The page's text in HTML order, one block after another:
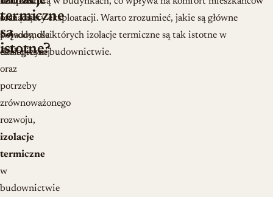
rosnącej
świadomości
ekologicznej
oraz
potrzeby
zrównoważonego
rozwoju,
izolacje
termiczne
w
budownictwie
termiczne
są
istotne?
oraz koszty eksploatacji. Warto zrozumieć, jakie są główne
powody, dla których izolacje termiczne są tak istotne w
dzisiejszym budownictwie.